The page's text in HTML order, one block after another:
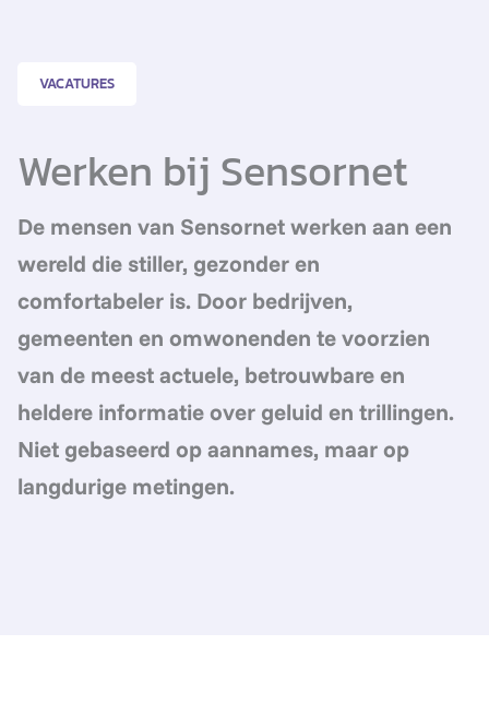
VACATURES
Werken bij Sensornet
De mensen van Sensornet werken aan een
wereld die stiller, gezonder en
comfortabeler is. Door bedrijven,
gemeenten en omwonenden te voorzien
van de meest actuele, betrouwbare en
heldere informatie over geluid en trillingen.
Niet gebaseerd op aannames, maar op
langdurige metingen.